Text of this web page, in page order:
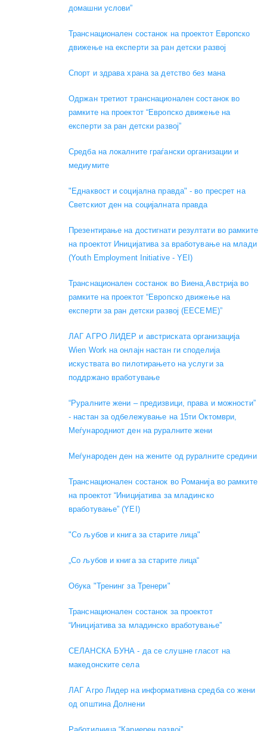
домашни услови”
Транснационален состанок на проектот Европско
движење на експерти за ран детски развој
Спорт и здрава храна за детство без мана
Одржан третиот транснационален состанок во
рамките на проектот “Европско движење на
експерти за ран детски развој”
Средба на локалните граѓански организации и
медиумите
"Еднаквост и социјална правда" - во пресрет на
Светскиот ден на социјалната правда
Презентирање на достигнати резултати во рамките
на проектот Иницијатива за вработување на млади
(Youth Employment Initiative - YEI)
Транснационален состанок во Виена,Австрија во
рамките на проектот “Европско движење на
експерти за ран детски развој (EECEME)”
ЛАГ АГРО ЛИДЕР и австриската организација
Wien Work на онлајн настан ги споделија
искуствата во пилотирањето на услуги за
поддржано вработување
“Руралните жени – предизвици, права и можности”
- настан за одбележување на 15ти Октомври,
Меѓународниот ден на руралните жени
Меѓународен ден на жените од руралните средини
Транснационален состанок во Романија во рамките
на проектот “Иницијатива за младинско
вработување” (YEI)
"Со љубов и книга за старите лица"
„Со љубов и книга за старите лица“
Обука "Тренинг за Тренери"
Транснационален состанок за проектот
“Иницијатива за младинско вработување”
СЕЛАНСКА БУНА - да се слушне гласот на
македонските села
ЛАГ Агро Лидер на информативна средба со жени
од општина Долнени